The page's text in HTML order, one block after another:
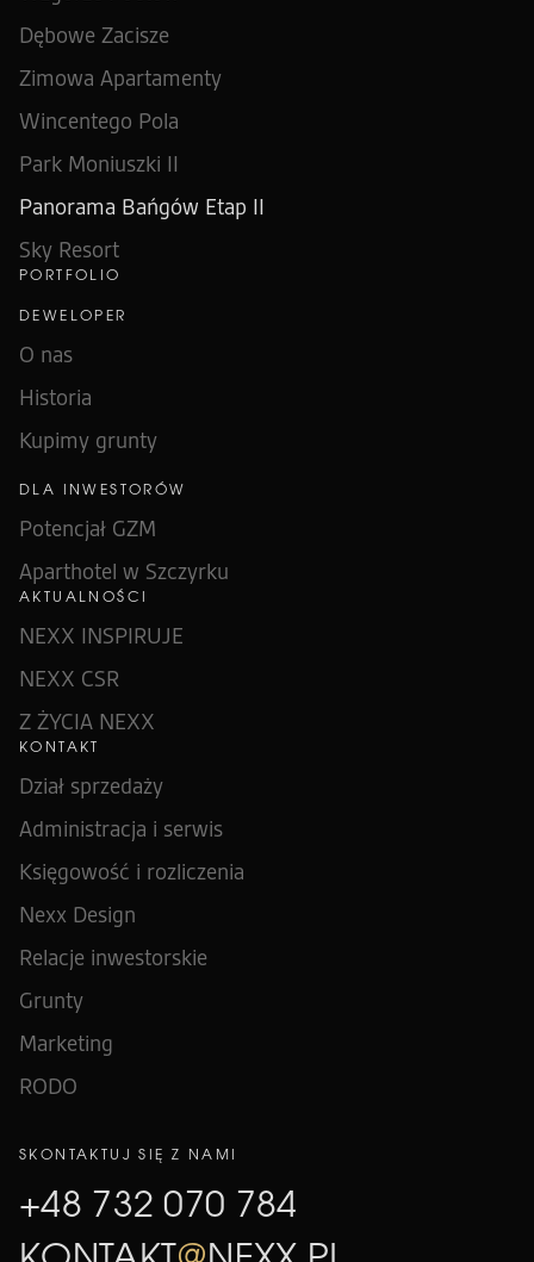
Dębowe Zacisze
Zimowa Apartamenty
Wincentego Pola
Park Moniuszki II
Panorama Bańgów Etap II
Sky Resort
PORTFOLIO
DEWELOPER
O nas
Historia
Kupimy grunty
DLA INWESTORÓW
Potencjał GZM
Aparthotel w Szczyrku
AKTUALNOŚCI
NEXX INSPIRUJE
NEXX CSR
Z ŻYCIA NEXX
KONTAKT
Dział sprzedaży
Administracja i serwis
Księgowość i rozliczenia
Nexx Design
Relacje inwestorskie
Grunty
Marketing
RODO
SKONTAKTUJ SIĘ Z NAMI
+48 732 070 784